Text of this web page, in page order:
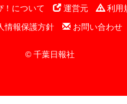
！について 運営元
利用
情報保護方針
お問い合わせ
© 千葉日報社